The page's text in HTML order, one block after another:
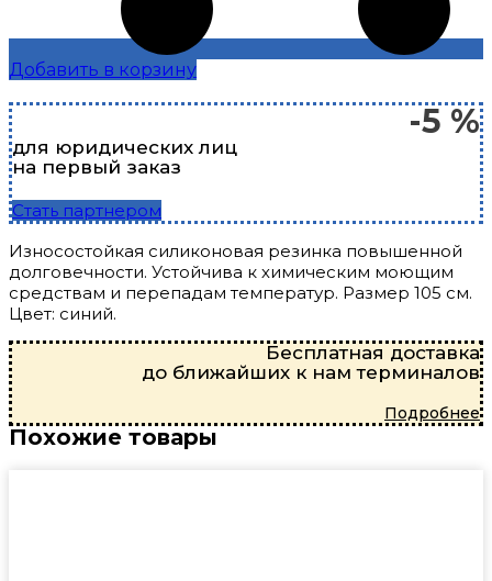
Добавить в корзину
-5 %
для юридических лиц
на первый заказ
Стать партнером
Износостойкая силиконовая резинка повышенной
долговечности. Устойчива к химическим моющим
средствам и перепадам температур. Размер 105 см.
Цвет: синий.
Бесплатная доставка
до ближайших к нам терминалов
Подробнее
Похожие товары